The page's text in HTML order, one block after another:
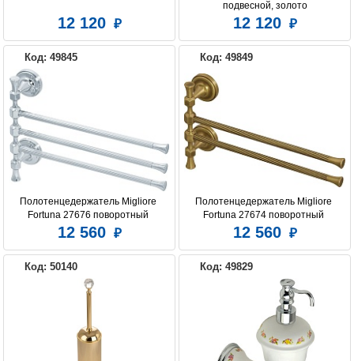
12 120
подвесной, золото
12 120
Код: 49845
Полотенцедержатель Migliore
Fortuna 27676 поворотный
тройной, хром
12 560
Код: 49849
Полотенцедержатель Migliore
Fortuna 27674 поворотный
двойной, бронза
12 560
Код: 50140 Код: 49829